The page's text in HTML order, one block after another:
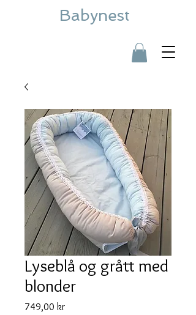
Babynest
Lyseblå og grått med
blonder
749,00 krPris